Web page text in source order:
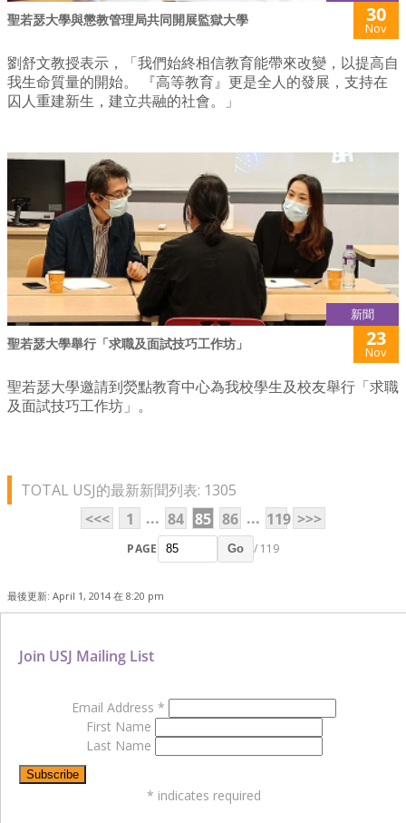
聖若瑟大學與懲教管理局共同開展監獄大學 30
Nov
劉舒文教授表示，「我們始終相信教育能帶來改變，以提高自
我生命質量的開始。 『高等教育』更是全人的發展，支持在
囚人重建新生，建立共融的社會。」
新聞
聖若瑟大學舉行「求職及面試技巧工作坊」 23
Nov
聖若瑟大學邀請到熒點教育中心為我校學生及校友舉行「求職
及面試技巧工作坊」。
TOTAL USJ的最新新聞列表: 1305
<<<
1 ... 84 85 86 ... 119 >>>
PAGE Go / 119
最後更新: April 1, 2014 在 8:20 pm
Join USJ Mailing List
Email Address *
First Name
Last Name
* indicates required